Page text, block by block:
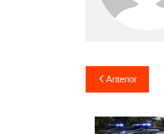
de
Post
Anterior